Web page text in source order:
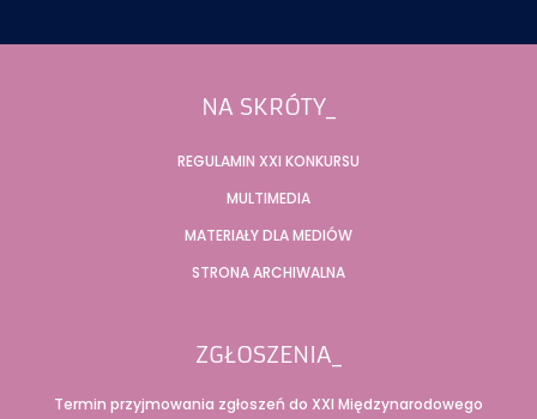
NA SKRÓTY_
REGULAMIN XXI KONKURSU
MULTIMEDIA
MATERIAŁY DLA MEDIÓW
STRONA ARCHIWALNA
ZGŁOSZENIA_
Termin przyjmowania zgłoszeń do XXI Międzynarodowego